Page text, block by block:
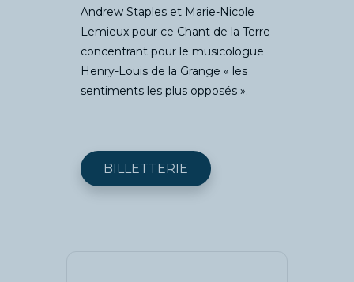
Andrew Staples et Marie-Nicole
Lemieux pour ce Chant de la Terre
concentrant pour le musicologue
Henry-Louis de la Grange « les
sentiments les plus opposés ».
BILLETTERIE